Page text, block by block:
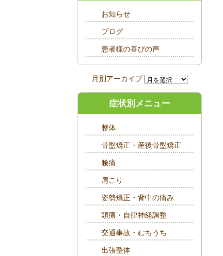
お知らせ
ブログ
患者様の喜びの声
症状別メニュー
整体
骨盤矯正・産後骨盤矯正
腰痛
肩こり
姿勢矯正・背中の痛み
頭痛・自律神経調整
交通事故・むちうち
出張整体